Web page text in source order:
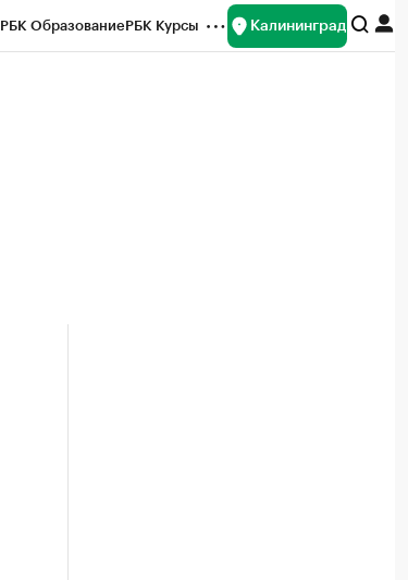
РБК ОбразованиеРБК Курсы Калининград